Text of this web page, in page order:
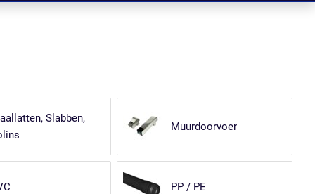
Slabben,
Muurdoorvoer
PP / PE